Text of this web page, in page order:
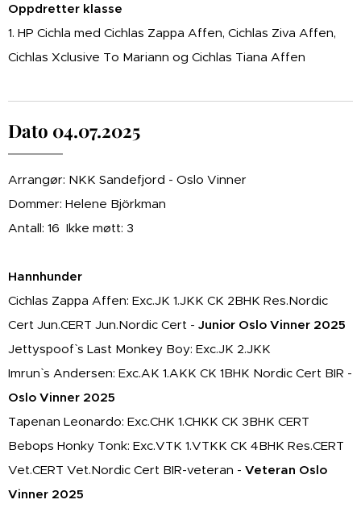
Oppdretter klasse
1. HP Cichla med Cichlas Zappa Affen, Cichlas Ziva Affen,
Cichlas Xclusive To Mariann og Cichlas Tiana Affen
Dato 04.07.2025
Arrangør: NKK Sandefjord - Oslo Vinner
Dommer: Helene Björkman
Antall: 16 Ikke møtt: 3
Hannhunder
Cichlas Zappa Affen: Exc.JK 1.JKK CK 2BHK Res.Nordic
Cert Jun.CERT Jun.Nordic Cert - Junior Oslo Vinner 2025
Jettyspoof` s Last Monkey Boy: Exc.JK 2.JKK
Imrun` s Andersen: Exc.AK 1.AKK CK 1BHK Nordic Cert BIR -
Oslo Vinner 2025
Tapenan Leonardo: Exc.CHK 1.CHKK CK 3BHK CERT
Bebops Honky Tonk: Exc.VTK 1.VTKK CK 4BHK Res.CERT
Vet.CERT Vet.Nordic Cert BIR-veteran - Veteran Oslo
Vinner 2025